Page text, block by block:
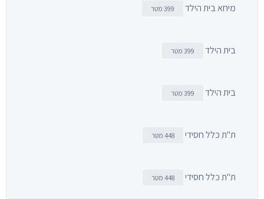
מיחא בית הילד 399 מטר
בית הילד 399 מטר
בית הילד 399 מטר
ת"ת כלל חסידי 448 מטר
ת"ת כלל חסידי 448 מטר